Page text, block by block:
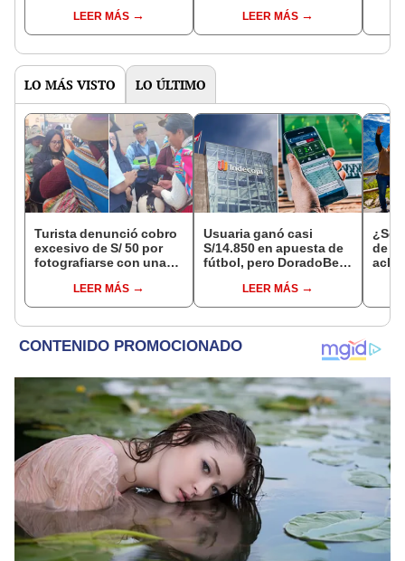
abril: revisa los lugares
y cómo participar
LEER MÁS
técnicos,
administradores y más
¿cómo postular?
LEER MÁS
es el
LO MÁS VISTO LO ÚLTIMO
Turista denunció cobro
excesivo de S/ 50 por
fotografiarse con una
Serenazgo recuperó el
dinero
LEER MÁS
Usuaria ganó casi
S/14.850 en apuesta de
fútbol, pero DoradoBet
Indecopi multó a la
empresa con más de S/
LEER MÁS
¿Se
de